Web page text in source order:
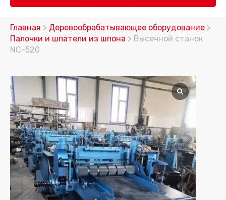
Главная > Деревообрабатывающее оборудование >
Палочки и шпатели из шпона > Высечной станок
NC-520